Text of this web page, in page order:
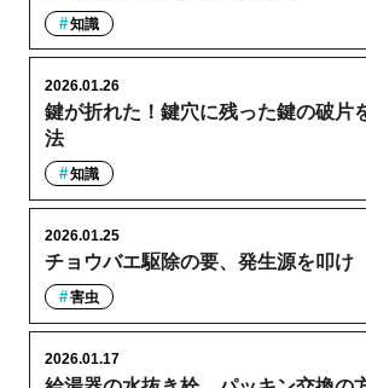
知識
鍵が折れた！鍵穴に残った鍵の破片
法
2026.01.26
知識
チョウバエ駆除の要、発生源を叩け
2026.01.25
害虫
2026.01.17